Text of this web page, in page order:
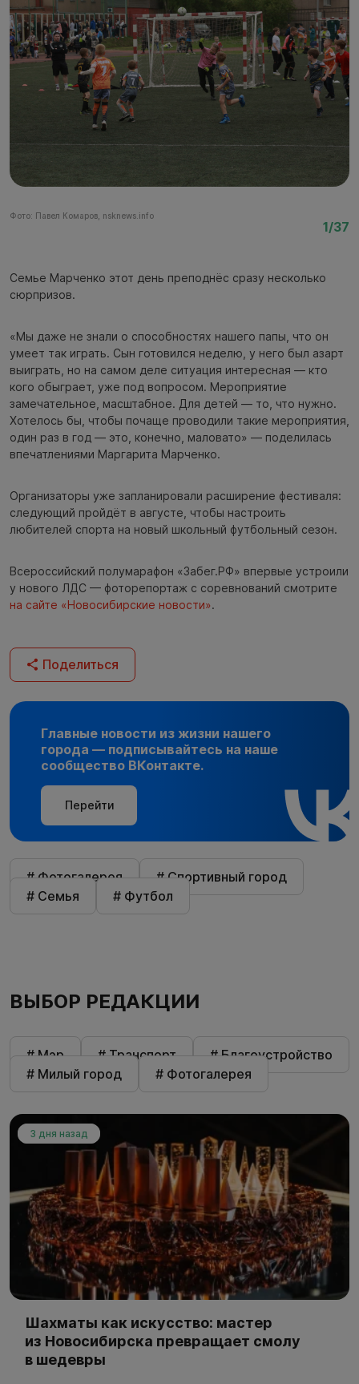
Фото: Павел Комаров, nsknews.info
1/37
Семье Марченко этот день преподнёс сразу несколько
сюрпризов.
«Мы даже не знали о способностях нашего папы, что он
умеет так играть. Сын готовился неделю, у него был азарт
выиграть, но на самом деле ситуация интересная — кто
кого обыграет, уже под вопросом. Мероприятие
замечательное, масштабное. Для детей — то, что нужно.
Хотелось бы, чтобы почаще проводили такие мероприятия,
один раз в год — это, конечно, маловато» — поделилась
впечатлениями Маргарита Марченко.
Организаторы уже запланировали расширение фестиваля:
следующий пройдёт в августе, чтобы настроить
любителей спорта на новый школьный футбольный сезон.
Всероссийский полумарафон «Забег.РФ» впервые устроили
у нового ЛДС — фоторепортаж с соревнований смотрите
на сайте «Новосибирские новости».
Поделиться
Главные новости из жизни нашего
города — подписывайтесь на наше
сообщество ВКонтакте.
Перейти
# Фотогалерея
# Спортивный город
# Семья
# Футбол
ВЫБОР РЕДАКЦИИ
# Мэр # Транспорт
# Благоустройство
# Милый город
# Фотогалерея
3 дня назад
Шахматы как искусство: мастер
из Новосибирска превращает смолу
в шедевры